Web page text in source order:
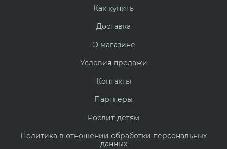
Как купить
Доставка
О магазине
Условия продажи
Контакты
Партнеры
Рослит-детям
Политика в отношении обработки персональных
данных